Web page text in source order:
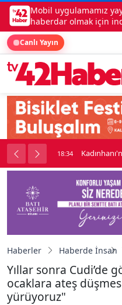
Mobil uygulamamız
haberdar olmak için
Canlı Yayın
soygun 18:34
Haberler Haberde İnsan
Yıllar sonra Cudi’de
ocaklara ateş
yürüyoruz"